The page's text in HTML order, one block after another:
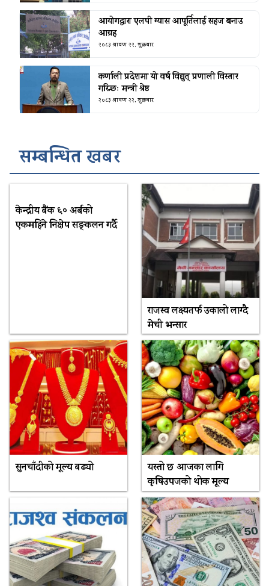
आयोगद्वारा एलपी ग्यास आपूर्तिलाई सहज बनाउ
आग्रह
२०८३ श्रावण २२, शुक्रबार
कर्णाली प्रदेशमा यो वर्ष विद्युत् प्रणाली विस्तार
गरिन्छः मन्त्री श्रेष्ठ
२०८३ श्रावण २२, शुक्रबार
सम्बन्धित खबर
केन्द्रीय बैंक ६० अर्बको
एकमहिने निक्षेप सङ्कलन गर्दै
राजस्व लक्ष्यतर्फ उकालो लाग्दै
मेची भन्सार
सुनचाँदीको मूल्य बढ्यो
यस्तो छ आजका लागि
कृषिउपजको थोक मूल्य